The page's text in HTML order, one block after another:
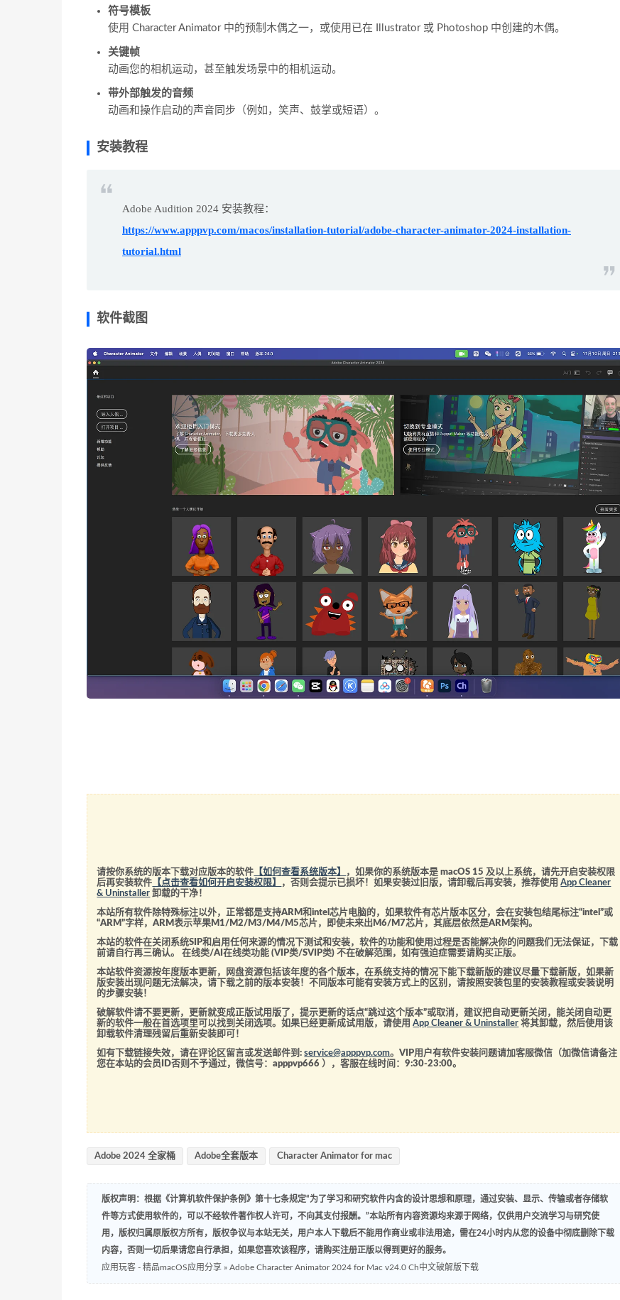
符号模板
使用 Character Animator 中的预制木偶之一，或使用已在 Illustrator 或 Photoshop 中创建的木偶。
关键帧
动画您的相机运动，甚至触发场景中的相机运动。
带外部触发的音频
动画和操作启动的声音同步（例如，笑声、鼓掌或短语）。
安装教程
Adobe Audition 2024 安装教程：
https://www.apppvp.com/macos/installation-tutorial/adobe-character-animator-2024-installation-
tutorial.html
软件截图
请按你系统的版本下载对应版本的软件 【如何查看系统版本】
，如果你的系统版本是 macOS 15 及以上系统，请先开启安装权限
后再安装软件 【点击查看如何开启安装权限】 ，否则会提示已损坏！如果安装过旧版，请卸载后再安装，推荐使用App Cleaner
& Uninstaller 卸载的干净！
本站所有软件除特殊标注以外，正常都是支持ARM和intel芯片电脑的，如果软件有芯片版本区分，会在安装包结尾标注“intel”或
“ARM”字样，ARM表示苹果M1/M2/M3/M4/M5芯片，即使未来出M6/M7芯片，其底层依然是ARM架构。
本站的软件在关闭系统SIP和启用任何来源的情况下测试和安装，软件的功能和使用过程是否能解决你的问题我们无法保证，下载
前请自行再三确认。 在线类/AI在线类功能 (VIP类/SVIP类) 不在破解范围，如有强迫症需要请购买正版。
本站软件资源按年度版本更新，网盘资源包括该年度的各个版本，在系统支持的情况下能下载新版的建议尽量下载新版，如果新
版安装出现问题无法解决，请下载之前的版本安装！不同版本可能有安装方式上的区别，请按照安装包里的安装教程或安装说明
的步骤安装！
破解软件请不要更新，更新就变成正版试用版了，提示更新的话点“跳过这个版本”或取消，建议把自动更新关闭，能关闭自动更
新的软件一般在首选项里可以找到关闭选项。如果已经更新成试用版，请使用App Cleaner & Uninstaller 将其卸载，然后使用该
卸载软件清理残留后重新安装即可！
如有下载链接失效，请在评论区留言或发送邮件到:service@apppvp.com。VIP用户有软件安装问题请加客服微信（加微信请备注
您在本站的会员ID否则不予通过，微信号：apppvp666 ），客服在线时间：9:30-23:00。
Adobe 2024 全家桶 Adobe全套版本 Character Animator for mac
版权声明：根据《计算机软件保护条例》第十七条规定“为了学习和研究软件内含的设计思想和原理，通过安装、显示、传输或者存储软
件等方式使用软件的，可以不经软件著作权人许可，不向其支付报酬。”本站所有内容资源均来源于网络，仅供用户交流学习与研究使
用，版权归属原版权方所有，版权争议与本站无关，用户本人下载后不能用作商业或非法用途，需在24小时内从您的设备中彻底删除下载
内容，否则一切后果请您自行承担，如果您喜欢该程序，请购买注册正版以得到更好的服务。
应用玩客 - 精品macOS应用分享 » Adobe Character Animator 2024 for Mac v24.0 Ch中文破解版下载